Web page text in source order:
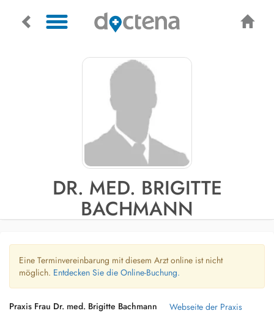
DR. MED. BRIGITTE
BACHMANN
Eine Terminvereinbarung mit diesem Arzt online ist nicht
möglich. Entdecken Sie die Online-Buchung.
Praxis Frau Dr. med. Brigitte Bachmann
Webseite der Praxis